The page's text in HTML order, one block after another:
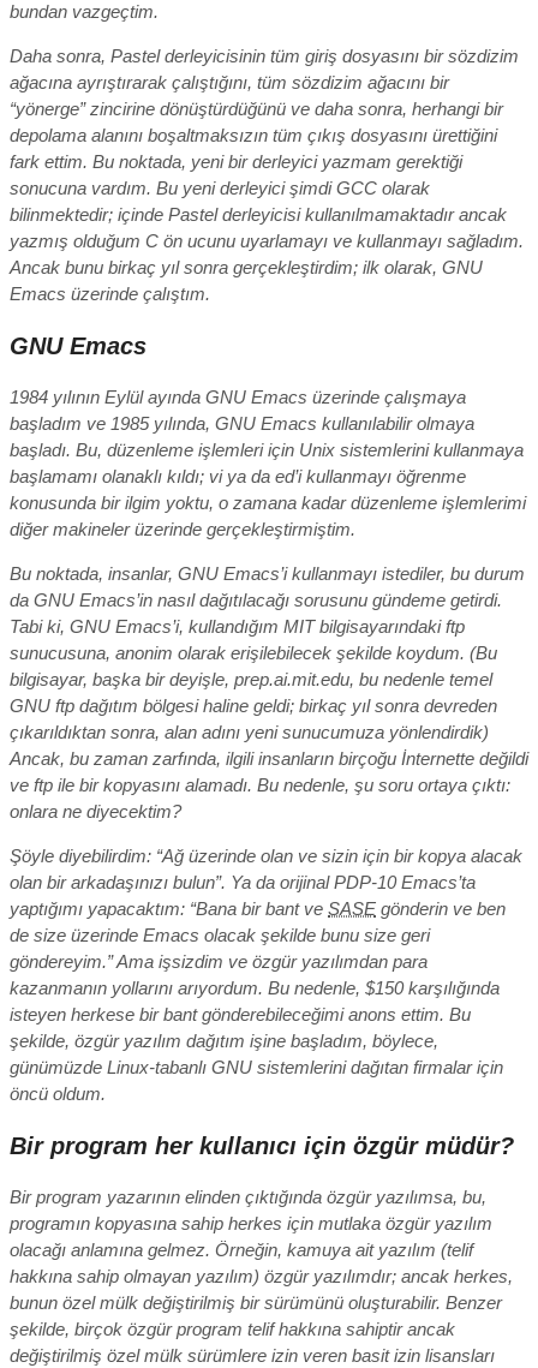
bundan vazgeçtim.
Daha sonra, Pastel derleyicisinin tüm giriş dosyasını bir sözdizim
ağacına ayrıştırarak çalıştığını, tüm sözdizim ağacını bir
“yönerge” zincirine dönüştürdüğünü ve daha sonra, herhangi bir
depolama alanını boşaltmaksızın tüm çıkış dosyasını ürettiğini
fark ettim. Bu noktada, yeni bir derleyici yazmam gerektiği
sonucuna vardım. Bu yeni derleyici şimdi GCC olarak
bilinmektedir; içinde Pastel derleyicisi kullanılmamaktadır ancak
yazmış olduğum C ön ucunu uyarlamayı ve kullanmayı sağladım.
Ancak bunu birkaç yıl sonra gerçekleştirdim; ilk olarak, GNU
Emacs üzerinde çalıştım.
GNU Emacs
1984 yılının Eylül ayında GNU Emacs üzerinde çalışmaya
başladım ve 1985 yılında, GNU Emacs kullanılabilir olmaya
başladı. Bu, düzenleme işlemleri için Unix sistemlerini kullanmaya
başlamamı olanaklı kıldı; vi ya da ed’i kullanmayı öğrenme
konusunda bir ilgim yoktu, o zamana kadar düzenleme işlemlerimi
diğer makineler üzerinde gerçekleştirmiştim.
Bu noktada, insanlar, GNU Emacs’i kullanmayı istediler, bu durum
da GNU Emacs’in nasıl dağıtılacağı sorusunu gündeme getirdi.
Tabi ki, GNU Emacs’i, kullandığım MIT bilgisayarındaki ftp
sunucusuna, anonim olarak erişilebilecek şekilde koydum. (Bu
bilgisayar, başka bir deyişle, prep.ai.mit.edu, bu nedenle temel
GNU ftp dağıtım bölgesi haline geldi; birkaç yıl sonra devreden
çıkarıldıktan sonra, alan adını yeni sunucumuza yönlendirdik)
Ancak, bu zaman zarfında, ilgili insanların birçoğu İnternette değildi
ve ftp ile bir kopyasını alamadı. Bu nedenle, şu soru ortaya çıktı:
onlara ne diyecektim?
Şöyle diyebilirdim: “Ağ üzerinde olan ve sizin için bir kopya alacak
olan bir arkadaşınızı bulun”. Ya da orijinal PDP-10 Emacs’ta
yaptığımı yapacaktım: “Bana bir bant ve SASE gönderin ve ben
de size üzerinde Emacs olacak şekilde bunu size geri
göndereyim.” Ama işsizdim ve özgür yazılımdan para
kazanmanın yollarını arıyordum. Bu nedenle, $150 karşılığında
isteyen herkese bir bant gönderebileceğimi anons ettim. Bu
şekilde, özgür yazılım dağıtım işine başladım, böylece,
günümüzde Linux-tabanlı GNU sistemlerini dağıtan firmalar için
öncü oldum.
Bir program her kullanıcı için özgür müdür?
Bir program yazarının elinden çıktığında özgür yazılımsa, bu,
programın kopyasına sahip herkes için mutlaka özgür yazılım
olacağı anlamına gelmez. Örneğin, kamuya ait yazılım (telif
hakkına sahip olmayan yazılım) özgür yazılımdır; ancak herkes,
bunun özel mülk değiştirilmiş bir sürümünü oluşturabilir. Benzer
şekilde, birçok özgür program telif hakkına sahiptir ancak
değiştirilmiş özel mülk sürümlere izin veren basit izin lisansları